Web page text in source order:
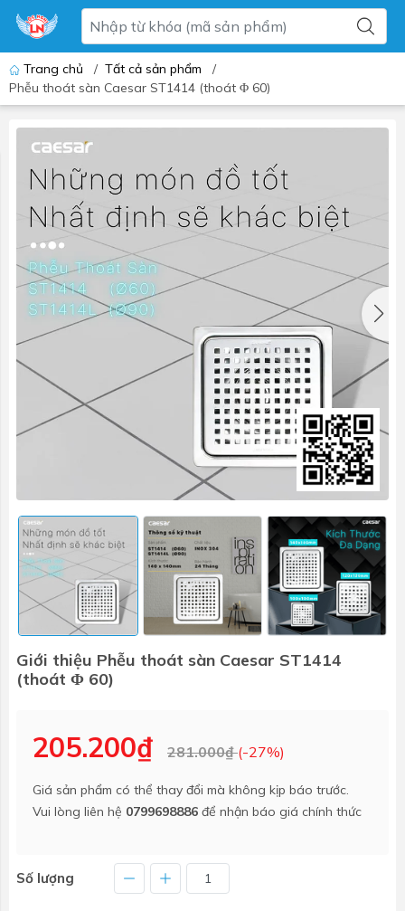
Trang chủ / Tất cả sản phẩm
/
Phễu thoát sàn Caesar ST1414 (thoát Φ 60)
Giới thiệu Phễu thoát sàn Caesar ST1414
(thoát Φ 60)
205.200₫ 281.000₫(-27%)
Giá sản phẩm có thể thay đổi mà không kịp báo trước.
Vui lòng liên hệ 0799698886 để nhận báo giá chính thức
Số lượng